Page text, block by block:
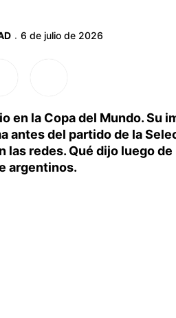
· 6 de julio de 2026
en la Copa del Mundo. Su
antes del partido de la
las redes. Qué dijo luego
argentinos.